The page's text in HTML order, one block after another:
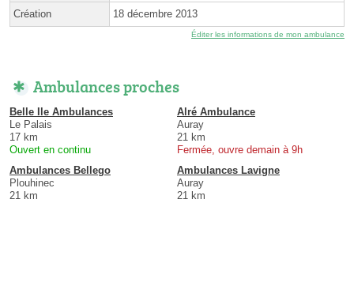
Création 18 décembre 2013
Éditer les informations de mon ambulance
Ambulances proches
Belle Ile Ambulances
Le Palais
17 km
Ouvert en continu
Alré Ambulance
Auray
21 km
Fermée, ouvre demain à 9h
Ambulances Bellego
Plouhinec
21 km
Ambulances Lavigne
Auray
21 km